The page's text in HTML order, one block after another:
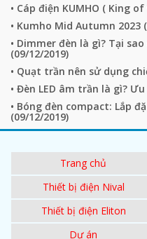
• Cáp điện KUMHO ( King
• Kumho Mid Autumn 2023 (
• Dimmer đèn là gì? Tại
(09/12/2019)
• Quạt trần nên sử dụng
• Đèn LED âm trần là gì?
• Bóng đèn compact: Lắp
(09/12/2019)
Trang chủ
Thiết bị điện Nival
Thiết bị điện Eliton
Dự án